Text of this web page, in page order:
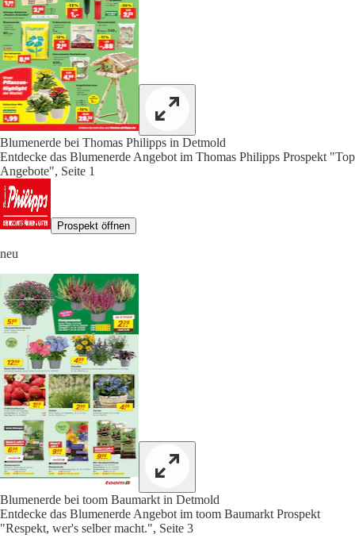
Blumenerde bei Thomas Philipps in Detmold
Entdecke das Blumenerde Angebot im Thomas Philipps Prospekt "Top
Angebote", Seite 1
Prospekt öffnen
neu
Blumenerde bei toom Baumarkt in Detmold
Entdecke das Blumenerde Angebot im toom Baumarkt Prospekt
"Respekt, wer's selber macht.", Seite 3